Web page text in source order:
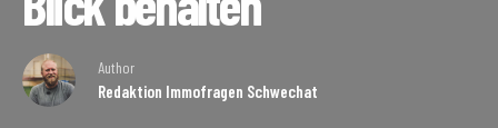
Author
Redaktion Immofragen Schwechat